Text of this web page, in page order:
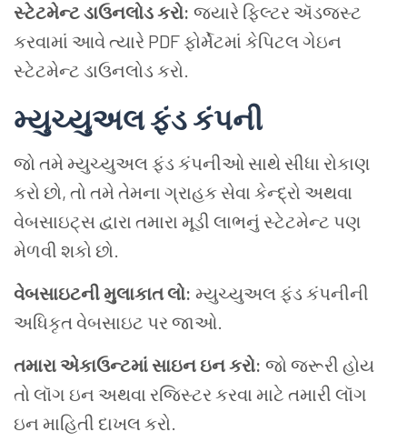
સ્ટેટમેન્ટ ડાઉનલોડ કરો: જ્યારે ફિલ્ટર ઍડજસ્ટ
કરવામાં આવે ત્યારે PDF ફોર્મેટમાં કેપિટલ ગેઇન
સ્ટેટમેન્ટ ડાઉનલોડ કરો.
મ્યુચ્યુઅલ ફંડ કંપની
જો તમે મ્યુચ્યુઅલ ફંડ કંપનીઓ સાથે સીધા રોકાણ
કરો છો, તો તમે તેમના ગ્રાહક સેવા કેન્દ્રો અથવા
વેબસાઇટ્સ દ્વારા તમારા મૂડી લાભનું સ્ટેટમેન્ટ પણ
મેળવી શકો છો.
વેબસાઇટની મુલાકાત લો: મ્યુચ્યુઅલ ફંડ કંપનીની
અધિકૃત વેબસાઇટ પર જાઓ.
તમારા એકાઉન્ટમાં સાઇન ઇન કરો: જો જરૂરી હોય
તો લૉગ ઇન અથવા રજિસ્ટર કરવા માટે તમારી લૉગ
ઇન માહિતી દાખલ કરો.